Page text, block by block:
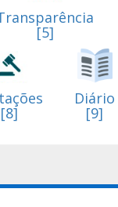
[5]
[8]
Diário
[9]